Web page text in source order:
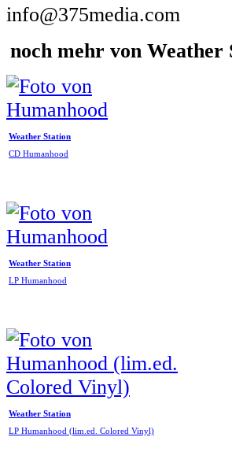
info@375media.com
noch mehr von Weather
Weather Station
CD Humanhood
Weather Station
LP Humanhood
Weather Station
LP Humanhood (lim.ed. Colored Vinyl)